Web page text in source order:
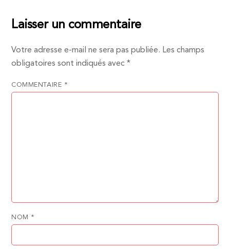
Laisser un commentaire
Votre adresse e-mail ne sera pas publiée. Les champs
obligatoires sont indiqués avec*
COMMENTAIRE *
NOM *